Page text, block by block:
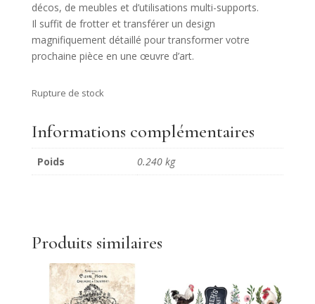
décos, de meubles et d’utilisations multi-supports.
Il suffit de frotter et transférer un design
magnifiquement détaillé pour transformer votre
prochaine pièce en une œuvre d’art.
Rupture de stock
Informations complémentaires
Poids 0.240 kg
Produits similaires